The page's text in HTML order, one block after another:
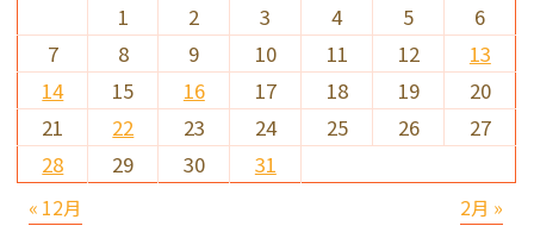
« 12月 2月 »
1 2 3 4 5
6
7
8 9 10 11 12
13
14
15 16 17 18 19
20
21
22 23 24 25 26
27
28
29 30 31